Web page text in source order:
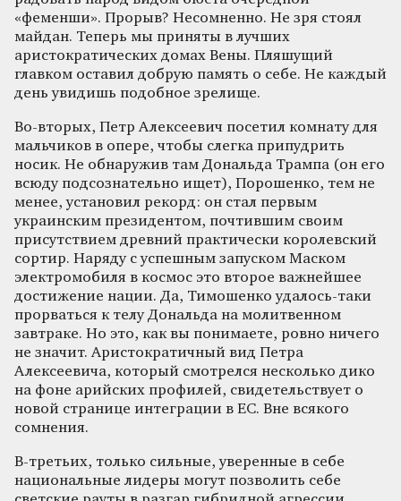
«феменши». Прорыв? Несомненно. Не зря стоял
майдан. Теперь мы приняты в лучших
аристократических домах Вены. Пляшущий
главком оставил добрую память о себе. Не каждый
день увидишь подобное зрелище.
Во-вторых, Петр Алексеевич посетил комнату для
мальчиков в опере, чтобы слегка припудрить
носик. Не обнаружив там Дональда Трампа (он его
всюду подсознательно ищет), Порошенко, тем не
менее, установил рекорд: он стал первым
украинским президентом, почтившим своим
присутствием древний практически королевский
сортир. Наряду с успешным запуском Маском
электромобиля в космос это второе важнейшее
достижение нации. Да, Тимошенко удалось-таки
прорваться к телу Дональда на молитвенном
завтраке. Но это, как вы понимаете, ровно ничего
не значит. Аристократичный вид Петра
Алексеевича, который смотрелся несколько дико
на фоне арийских профилей, свидетельствует о
новой странице интеграции в ЕС. Вне всякого
сомнения.
В-третьих, только сильные, уверенные в себе
национальные лидеры могут позволить себе